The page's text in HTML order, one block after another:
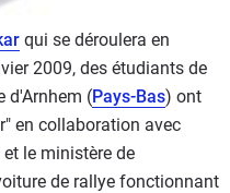
qui se déroulera en
2009, des étudiants de
d'Arnhem (Pays-Bas) ont
en collaboration avec
le ministère de
de rallye fonctionnant